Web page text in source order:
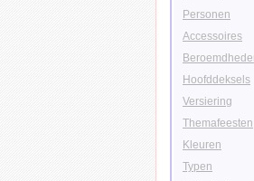
Personen
Accessoires
Hoofddeksels
Versiering
Themafeesten
Kleuren
Typen